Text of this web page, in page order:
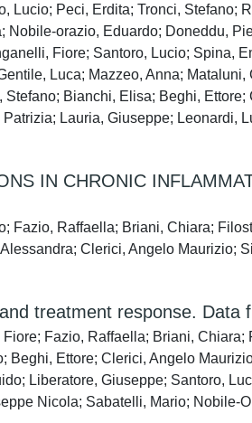
Lucio; Peci, Erdita; Tronci,
Eduardo; Doneddu,
Fiore; Santoro, Lucio;
Luca; Mazzeo, Anna;
Bianchi, Elisa; Beghi,
Lauria, Giuseppe;
IN CHRONIC
Fazio, Raffaella; Briani, Chiara;
Clerici, Angelo
treatment response. Data
Fazio, Raffaella; Briani,
Ettore; Clerici, Angelo
Liberatore, Giuseppe; Santoro,
Nicola; Sabatelli, Mario; Nobile-